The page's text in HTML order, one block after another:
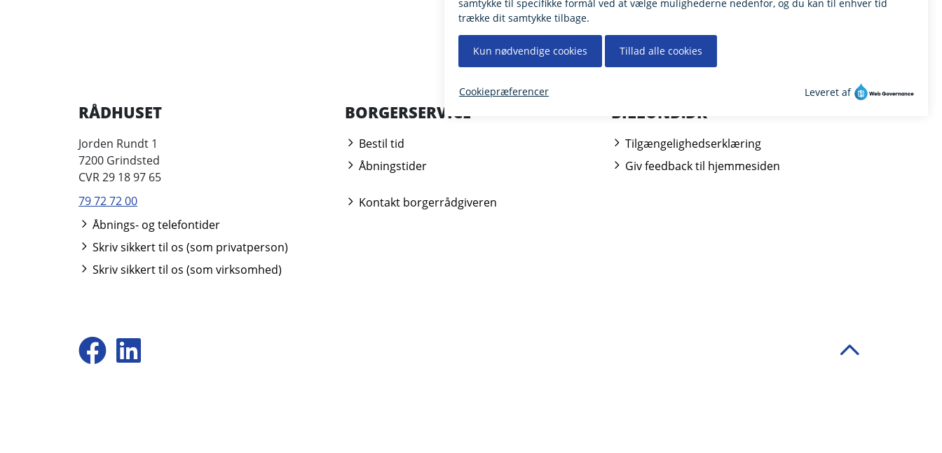
RÅDHUSET
Jorden Rundt 1
7200 Grindsted
CVR 29 18 97 65
79 72 72 00
Åbnings- og telefontider
Skriv sikkert til os (som privatperson)
Skriv sikkert til os (som virksomhed)
BORGERSERVICE
Bestil tid
Åbningstider
Kontakt borgerrådgiveren
BILLUND.DK
Tilgængelighedserklæring
Giv feedback til hjemmesiden